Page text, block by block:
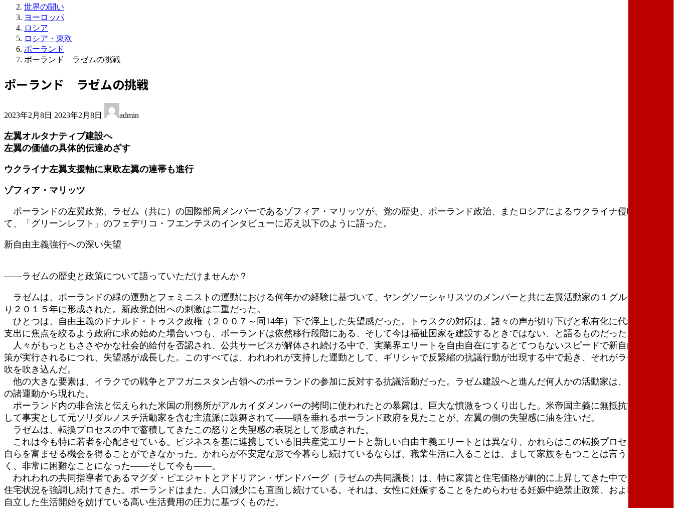
世界の闘い
ヨーロッパ
ロシア
ロシア・東欧
ポーランド
ポーランド ラゼムの挑戦
ポーランド ラゼムの挑戦
2023年2月8日 終
新
日
:
2023年2月8日 admin
左翼オルタナティブ建設へ
左翼の価値の具体的伝達めざす
ウクライナ左翼支援軸に東欧左翼の連帯も進行
ゾフィア・マリッツ
ポーランドの左翼政党、ラゼム（共に）の国際部局メンバーであるゾフィア・マリッツが、党の歴史、ポーランド政治、またロシアによるウクライナ侵略につい
て、「グリーンレフト」のフェデリコ・フエンテスのインタビューに応え以下のように語った。
新自由主義強行への深い失望
――ラゼムの歴史と政策について語っていただけませんか？
ラゼムは、ポーランドの緑の運動とフェミニストの運動における何年かの経験に基づいて、ヤングソーシャリスツのメンバーと共に左翼活動家の１グループによ
り２０１５年に形成された。新政党創出への刺激は二重だった。
ひとつは、自由主義のドナルド・トゥスク政権（２００７～同14年）下で浮上した失望感だった。トゥスクの対応は、諸々の声が切り下げと私有化に代わる社会
支出に焦点を絞るよう政府に求め始めた場合いつも、ポーランドは依然移行段階にある、そして今は福祉国家を建設するときではない、と語るものだった。
人々がもっともささやかな社会的給付を否認され、公共サービスが解体され続ける中で、実業界エリートを自由自在にするとてつもないスピードで新自由主義政
策が実行されるにつれ、失望感が成長した。このすべては、われわれが支持した運動として、ギリシャで反緊縮の抗議行動が出現する中で起き、それがラゼムに息
吹を吹き込んだ。
他の大きな要素は、イラクでの戦争とアフガニスタン占領へのポーランドの参加に反対する抗議活動だった。ラゼム建設へと進んだ何人かの活動家は、この抗議
の諸運動から現れた。
ポーランド内の非合法と伝えられた米国の刑務所がアルカイダメンバーの拷問に使われたとの暴露は、巨大な憤激をつくり出した。米帝国主義に無抵抗で――そ
して事実として元ソリダルノスチ活動家を含む主流派に鼓舞されて――頭を垂れるポーランド政府を見たことが、左翼の側の失望感に油を注いだ。
ラゼムは、転換プロセスの中で蓄積してきたこの怒りと失望感の表現として形成された。
これは今も特に若者を心配させている。ビジネスを基に連携している旧共産党エリートと新しい自由主義エリートとは異なり、かれらはこの転換プロセスの中で
自らを富ませる機会を得ることができなかった。かれらが不安定な形で今暮らし続けているならば、職業生活に入ることは、まして家族をもつことは言うまでもな
く、非常に困難なことになった――そして今も――。
われわれの共同指導者であるマグダ・ビエジャトとアドリアン・ザンドバーグ（ラゼムの共同議長）は、特に家賃と住宅価格が劇的に上昇してきた中で、この間
住宅状況を強調し続けてきた。ポーランドはまた、人口減少にも直面し続けている。それは、女性に妊娠することをためらわせる妊娠中絶禁止政策、および若者の
自立した生活開始を妨げている高い生活費用の圧力に基づくものだ。